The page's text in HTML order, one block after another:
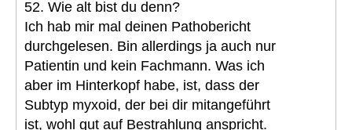
52. Wie alt bist du denn?
Ich hab mir mal deinen Pathobericht
durchgelesen. Bin allerdings ja auch nur
Patientin und kein Fachmann. Was ich
aber im Hinterkopf habe, ist, dass der
Subtyp myxoid, der bei dir mitangeführt
ist, wohl gut auf Bestrahlung anspricht.